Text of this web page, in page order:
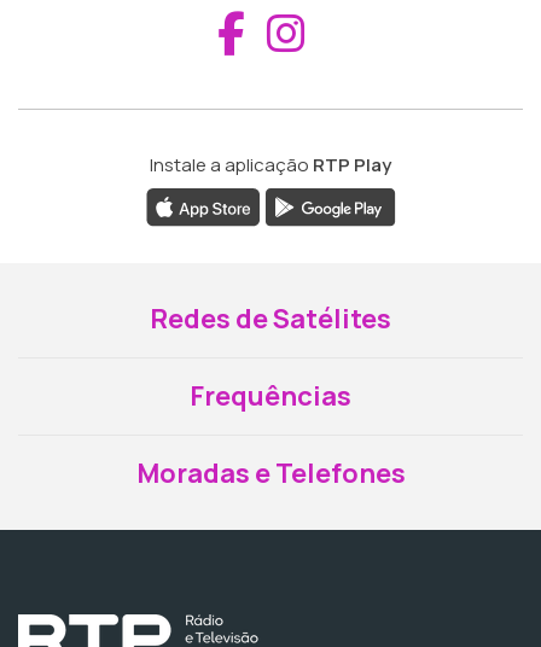
Aceder ao
Instale a aplicação RTP Play
Redes de Satélites
Frequências
Moradas e Telefones